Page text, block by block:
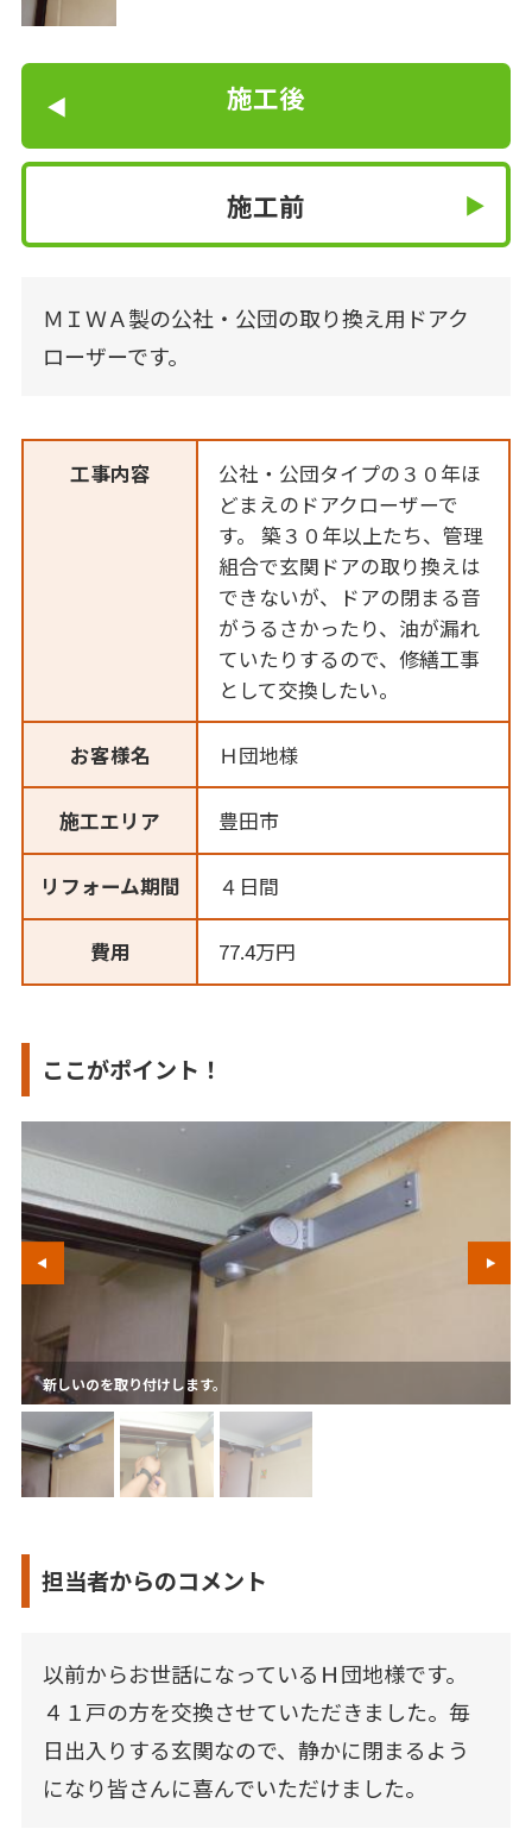
施工後
施工前
ＭＩＷＡ製の公社・公団の取り換え用ドアク
ローザーです。
工事内容
公社・公団タイプの３０年ほ
どまえのドアクローザーで
す。 築３０年以上たち、管理
組合で玄関ドアの取り換えは
できないが、ドアの閉まる音
がうるさかったり、油が漏れ
ていたりするので、修繕工事
として交換したい。
お客様名 Ｈ団地様
施工エリア 豊田市
リフォーム期間 ４日間
費用 77.4万円
ここがポイント！
新しいのを取り付けします。
担当者からのコメント
以前からお世話になっているＨ団地様です。
４１戸の方を交換させていただきました。毎
日出入りする玄関なので、静かに閉まるよう
になり皆さんに喜んでいただけました。